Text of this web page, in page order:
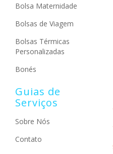
Bolsa Maternidade
Bolsas de Viagem
Bolsas Térmicas
Personalizadas
Bonés
Guias de
Serviços
Sobre Nós
Contato